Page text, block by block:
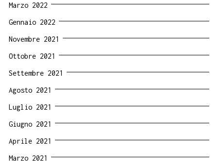
Marzo 2022
Gennaio 2022
Novembre 2021
Ottobre 2021
Settembre 2021
Agosto 2021
Luglio 2021
Giugno 2021
Aprile 2021
Marzo 2021